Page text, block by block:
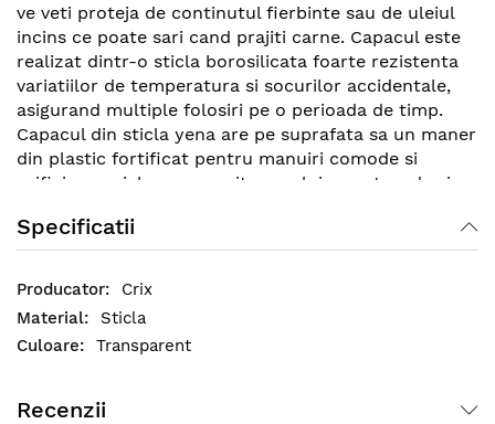
ve veti proteja de continutul fierbinte sau de uleiul
incins ce poate sari cand prajiti carne. Capacul este
realizat dintr-o sticla borosilicata foarte rezistenta
variatiilor de temperatura si socurilor accidentale,
asigurand multiple folosiri pe o perioada de timp.
Capacul din sticla yena are pe suprafata sa un maner
din plastic fortificat pentru manuiri comode si
orificiu special care permite aerului sa patrunda si sa
Specificatii
Crix
Sticla
Transparent
Recenzii